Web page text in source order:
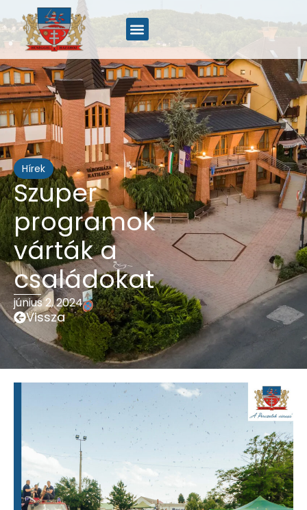
Hírek
Szuper
programok
várták a
családokat
június 2, 2024
Vissza